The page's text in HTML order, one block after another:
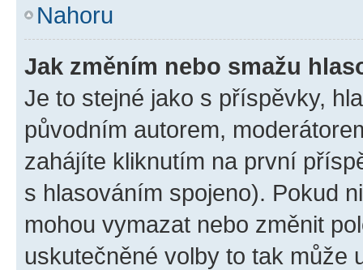
Nahoru
Jak změním nebo smažu
Je to stejné jako s příspěvky,
původním autorem,
zahájíte kliknutím na první
s hlasováním spojeno). Pokud
mohou vymazat nebo změnit
uskutečněné volby to tak může